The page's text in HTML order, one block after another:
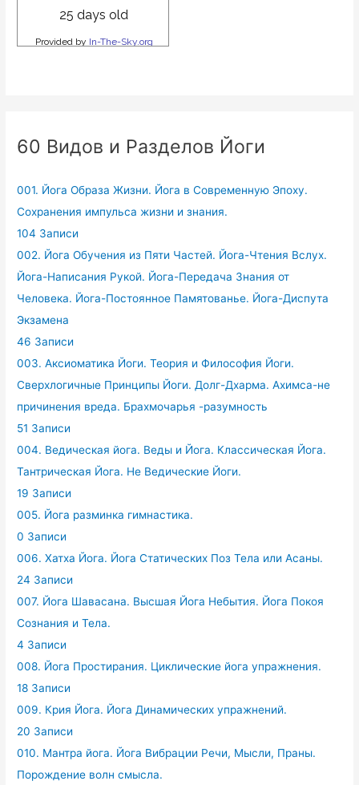
60 Видов и Разделов Йоги
001. Йога Образа Жизни. Йога в Современную Эпоху.
Сохранения импульса жизни и знания.
104 Записи
002. Йога Обучения из Пяти Частей. Йога-Чтения Вслух.
Йога-Написания Рукой. Йога-Передача Знания от
Человека. Йога-Постоянное Памятованье. Йога-Диспута
Экзамена
46 Записи
003. Аксиоматика Йоги. Теория и Философия Йоги.
Сверхлогичные Принципы Йоги. Долг-Дхарма. Ахимса-не
причинения вреда. Брахмочарья -разумность
51 Записи
004. Ведическая йога. Веды и Йога. Классическая Йога.
Тантрическая Йога. Не Ведические Йоги.
19 Записи
005. Йога разминка гимнастика.
0 Записи
006. Хатха Йога. Йога Статических Поз Тела или Асаны.
24 Записи
007. Йога Шавасана. Высшая Йога Небытия. Йога Покоя
Сознания и Тела.
4 Записи
008. Йога Простирания. Циклические йога упражнения.
18 Записи
009. Крия Йога. Йога Динамических упражнений.
20 Записи
010. Мантра йога. Йога Вибрации Речи, Мысли, Праны.
Порождение волн смысла.